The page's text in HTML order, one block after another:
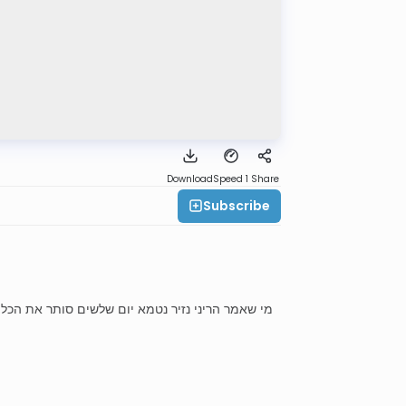
DownloadSpeed 1 Share
Subscribe
מי שאמר הריני נזיר נטמא יום שלשים סותר את